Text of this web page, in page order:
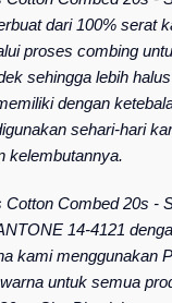
dari 100% serat
proses combing
sehingga lebih
dengan
sehari-hari
kelembutannya.
Cotton Combed 20s -
14-4121
kami menggunakan
untuk semua